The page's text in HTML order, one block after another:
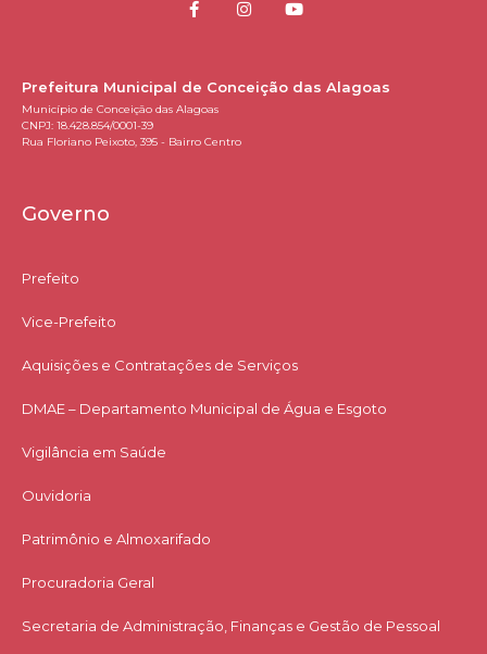
Prefeitura Municipal de Conceição das Alagoas
Município de Conceição das Alagoas
CNPJ: 18.428.854/0001-39
Rua Floriano Peixoto, 395 - Bairro Centro
Governo
Prefeito
Vice-Prefeito
Aquisições e Contratações de Serviços​
DMAE – Departamento Municipal de Água e Esgoto
Vigilância em Saúde
Ouvidoria
Patrimônio e Almoxarifado
Procuradoria Geral
Secretaria de Administração, Finanças e Gestão de Pessoal